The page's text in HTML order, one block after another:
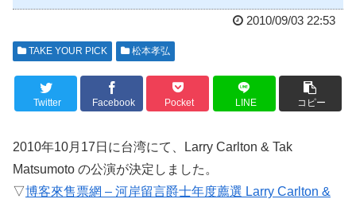
2010/09/03 22:53
TAKE YOUR PICK 松本孝弘
Twitter Facebook Pocket LINE コピー
2010年10月17日に台湾にて、Larry Carlton & Tak
Matsumoto の公演が決定しました。
▽博客來售票網 – 河岸留言爵士年度薦選 Larry Carlton &